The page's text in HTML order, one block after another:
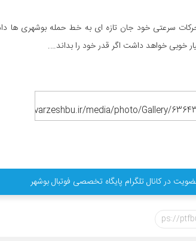
سرعتی خود جان تازه ای به خط حمله بوشهری ها
خوبی خواهد داشت اگر قدر خود را بداند….
در کانال تلگرام پایگاه تخصصی فوتبال بوشهر